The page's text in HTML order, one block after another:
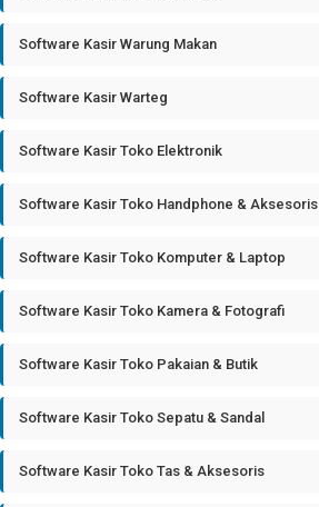
Software Kasir Warung Makan
Software Kasir Warteg
Software Kasir Toko Elektronik
Software Kasir Toko Handphone & Aksesoris
Software Kasir Toko Komputer & Laptop
Software Kasir Toko Kamera & Fotografi
Software Kasir Toko Pakaian & Butik
Software Kasir Toko Sepatu & Sandal
Software Kasir Toko Tas & Aksesoris